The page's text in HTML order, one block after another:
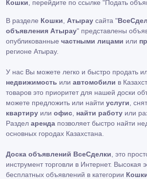
Кошки , перейдите по ссылке "Подать
В разделе Кошки Атырау сайта "
объявления Атырау" представлены
опубликованные частными лицами или
регионе Атырау.
У нас Вы можете легко и быстро продать
недвижимость или автомобили в
товаров это приоритет для нашей доски
можете предложить или найти услуги ,
квартиру или офис найти работу или
Раздел аренда позволяет быстро найти
основных городах Казахстана.
Доска объявлений ВсеСделки , это
инструмент торговли в Интернет. Высокая
бесплатных объявлений в категории